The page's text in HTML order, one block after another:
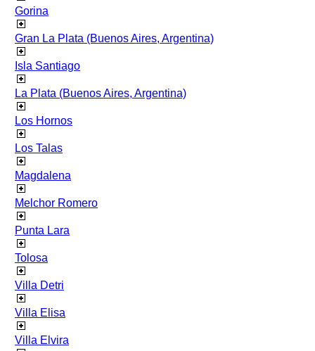
Gorina
Gran La Plata (Buenos Aires, Argentina)
Isla Santiago
La Plata (Buenos Aires, Argentina)
Los Hornos
Los Talas
Magdalena
Melchor Romero
Punta Lara
Tolosa
Villa Detri
Villa Elisa
Villa Elvira